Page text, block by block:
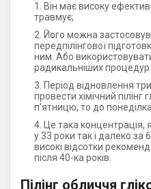
Він має високу
травмує;
Його можна
передпілінгової
ним. Або
радикальніших процедур
Період відновлення
провести хімічний
п'ятницю, то до
Це така
у 33 роки так і далеко за
високі відсотки
після 40-ка років.
Пілінг обличчя